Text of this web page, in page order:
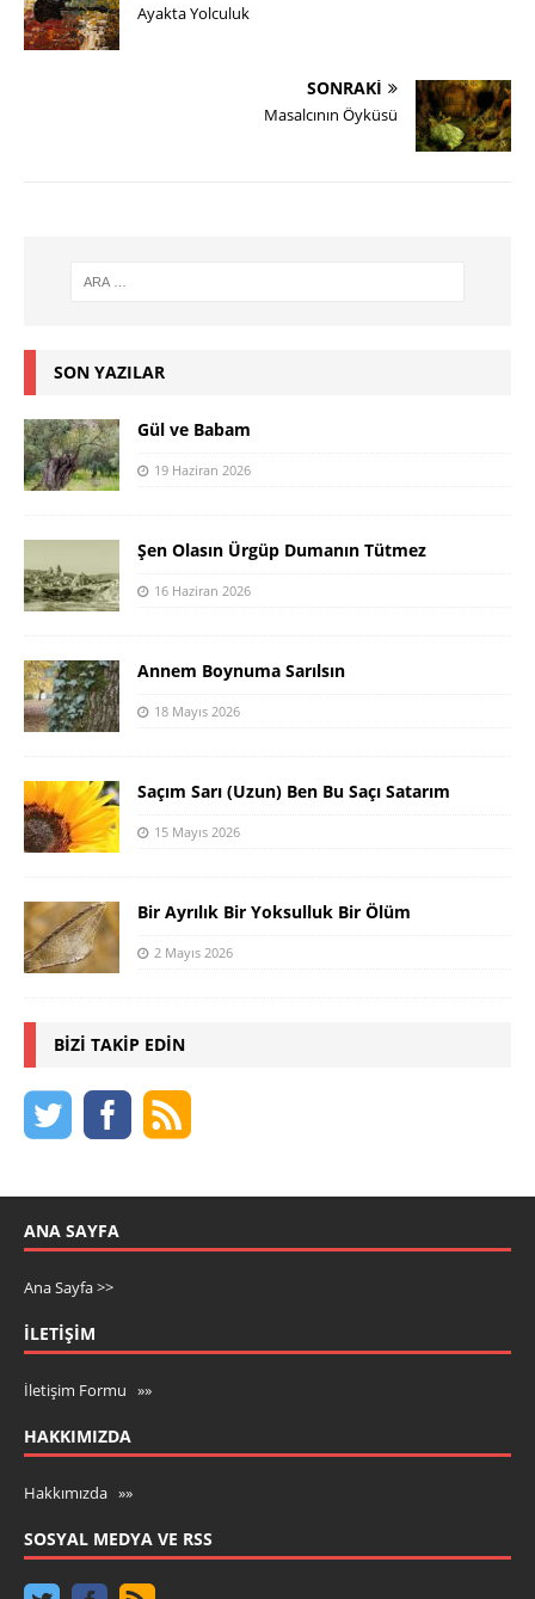
Ayakta Yolculuk
SONRAKI
Masalcının Öyküsü
SON YAZILAR
Gül ve Babam
19 Haziran 2026
Şen Olasın Ürgüp Dumanın Tütmez
16 Haziran 2026
Annem Boynuma Sarılsın
18 Mayıs 2026
Saçım Sarı (Uzun) Ben Bu Saçı Satarım
15 Mayıs 2026
Bir Ayrılık Bir Yoksulluk Bir Ölüm
2 Mayıs 2026
BIZI TAKIP EDIN
ANA SAYFA
Ana Sayfa >>
İLETIŞIM
İletişim Formu »»
HAKKIMIZDA
Hakkımızda »»
SOSYAL MEDYA VE RSS